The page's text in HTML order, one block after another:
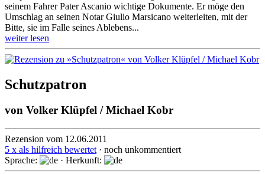
seinem Fahrer Pater Ascanio wichtige Dokumente. Er möge den
Umschlag an seinen Notar Giulio Marsicano weiterleiten, mit der
Bitte, sie im Falle seines Ablebens...
weiter lesen
Schutzpatron
von Volker Klüpfel / Michael Kobr
Rezension vom 12.06.2011
5 x als hilfreich bewertet · noch unkommentiert
Sprache:
· Herkunft: